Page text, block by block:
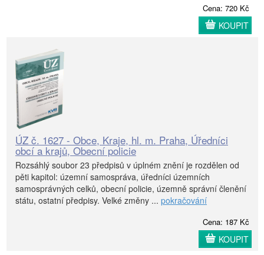
Cena: 720 Kč
KOUPIT
ÚZ č. 1627 - Obce, Kraje, hl. m. Praha, Úředníci
obcí a krajů, Obecní policie
Rozsáhlý soubor 23 předpisů v úplném znění je rozdělen od
pěti kapitol: územní samospráva, úředníci územních
samosprávných celků, obecní policie, územně správní členění
státu, ostatní předpisy. Velké změny ... pokračování
Cena: 187 Kč
KOUPIT